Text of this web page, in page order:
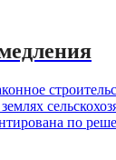
по